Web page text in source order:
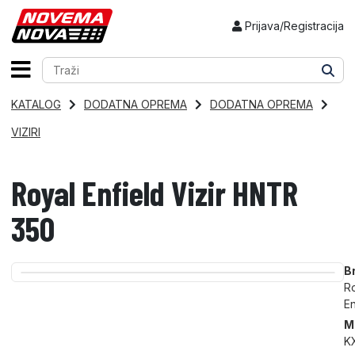
Prijava/Registracija
KATALOG DODATNA OPREMA DODATNA OPREMA
VIZIRI
Royal Enfield Vizir HNTR
350